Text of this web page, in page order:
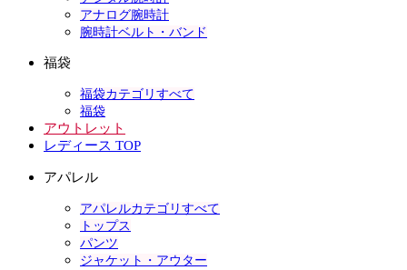
アナログ腕時計
腕時計ベルト・バンド
福袋
福袋カテゴリすべて
福袋
アウトレット
レディース TOP
アパレル
アパレルカテゴリすべて
トップス
パンツ
ジャケット・アウター